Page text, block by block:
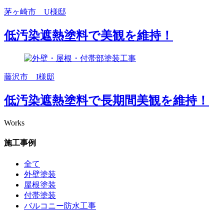
茅ヶ崎市 U様邸
低汚染遮熱塗料で美観を維持！
藤沢市 I様邸
低汚染遮熱塗料で長期間美観を維持！
Works
施工事例
全て
外壁塗装
屋根塗装
付帯塗装
バルコニー防水工事